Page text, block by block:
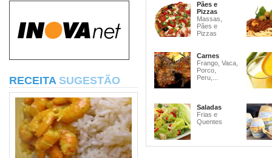
RECEITA SUGESTÃO
Pães e
Pizzas
Massas,
Pães e
Pizzas
Carnes
Frango, Vaca,
Porco,
Peru,...
Saladas
Frias e
Quentes